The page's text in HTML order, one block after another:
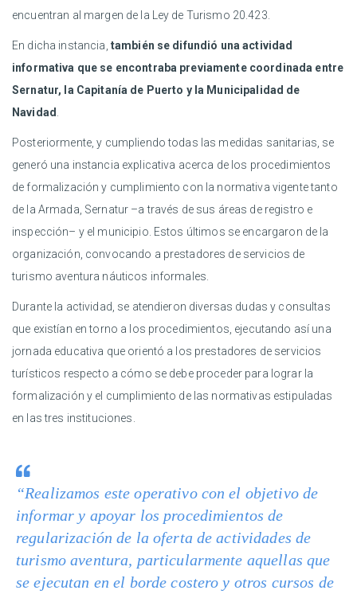
encuentran al margen de la Ley de Turismo 20.423.
En dicha instancia, también se difundió una actividad
informativa que se encontraba previamente coordinada entre
Sernatur, la Capitanía de Puerto y la Municipalidad de
Navidad
Posteriormente, y cumpliendo todas las medidas sanitarias, se
generó una instancia explicativa acerca de los procedimientos
de formalización y cumplimiento con la normativa vigente tanto
de la Armada, Sernatur –a través de sus áreas de registro e
inspección– y el municipio. Estos últimos se encargaron de la
organización, convocando a prestadores de servicios de
turismo aventura náuticos informales.
Durante la actividad, se atendieron diversas dudas y consultas
que existían en torno a los procedimientos, ejecutando así una
jornada educativa que orientó a los prestadores de servicios
turísticos respecto a cómo se debe proceder para lograr la
formalización y el cumplimiento de las normativas estipuladas
en las tres instituciones.
“Realizamos este operativo con el objetivo de
informar y apoyar los procedimientos de
regularización de la oferta de actividades de
turismo aventura, particularmente aquellas que
se ejecutan en el borde costero y otros cursos de